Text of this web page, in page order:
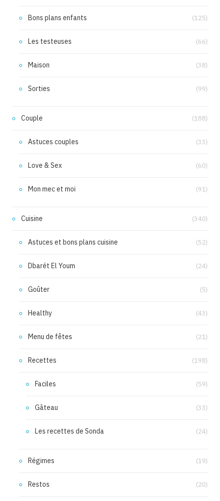
Bons plans enfants (125)
Les testeuses (66)
Maison (38)
Sorties (99)
Couple (188)
Astuces couples (33)
Love & Sex (60)
Mon mec et moi (91)
Cuisine (340)
Astuces et bons plans cuisine (52)
Dbarét El Youm (24)
Goûter (5)
Healthy (43)
Menu de fêtes (21)
Recettes (198)
Faciles (59)
Gâteau (33)
Les recettes de Sonda (24)
Régimes (19)
Restos (20)